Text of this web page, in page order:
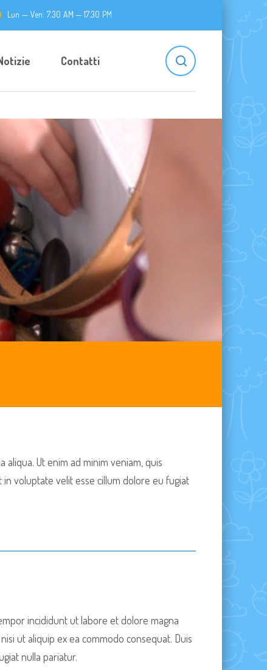
Lun — Ven: 7.30 AM — 17.30 PM
Contatti
Ut enim ad minim veniam, quis
voluptate velit esse cillum dolore eu fugiat
incididunt ut labore et dolore magna
ut aliquip ex ea commodo consequat. Duis
nulla pariatur.